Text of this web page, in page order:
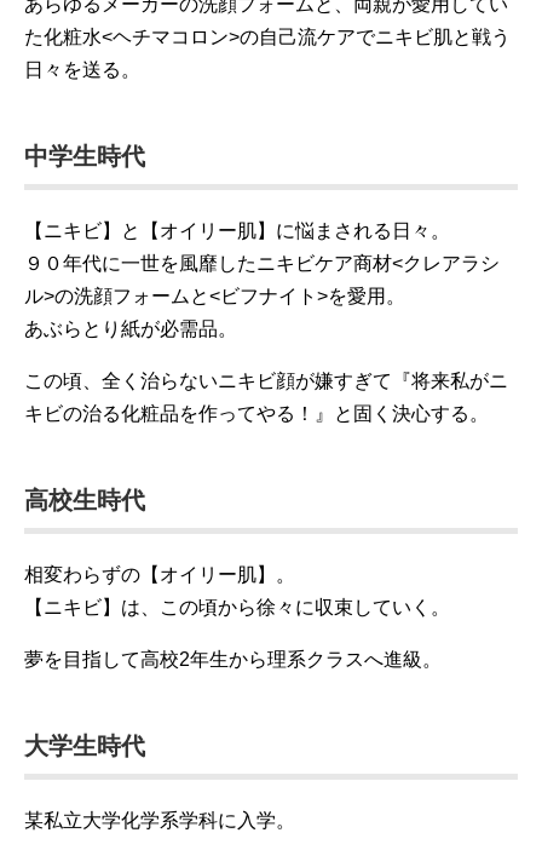
あらゆるメーカーの洗顔フォームと、両親が愛用してい
た化粧水<ヘチマコロン>の自己流ケアでニキビ肌と戦う
日々を送る。
中学生時代
【ニキビ】と【オイリー肌】に悩まされる日々。
９０年代に一世を風靡したニキビケア商材<クレアラシ
ル>の洗顔フォームと<ビフナイト>を愛用。
あぶらとり紙が必需品。
この頃、全く治らないニキビ顔が嫌すぎて『将来私がニ
キビの治る化粧品を作ってやる！』と固く決心する。
高校生時代
相変わらずの【オイリー肌】。
【ニキビ】は、この頃から徐々に収束していく。
夢を目指して高校2年生から理系クラスへ進級。
大学生時代
某私立大学化学系学科に入学。